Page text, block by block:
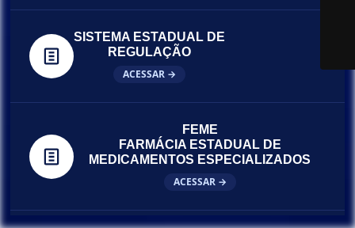
SISTEMA ESTADUAL DE
REGULAÇÃO
ACESSAR →
FEME
FARMÁCIA ESTADUAL DE
MEDICAMENTOS ESPECIALIZADOS
ACESSAR →